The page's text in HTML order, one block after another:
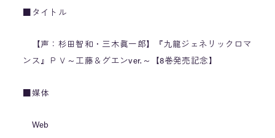
■タイトル
【声：杉田智和・三木眞一郎】『九龍ジェネリックロマ
ンス』ＰＶ～工藤＆グエンver.～【8巻発売記念】
■媒体
Web